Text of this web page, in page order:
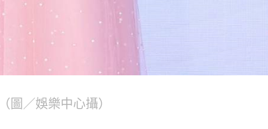
圖／娛樂中心攝）